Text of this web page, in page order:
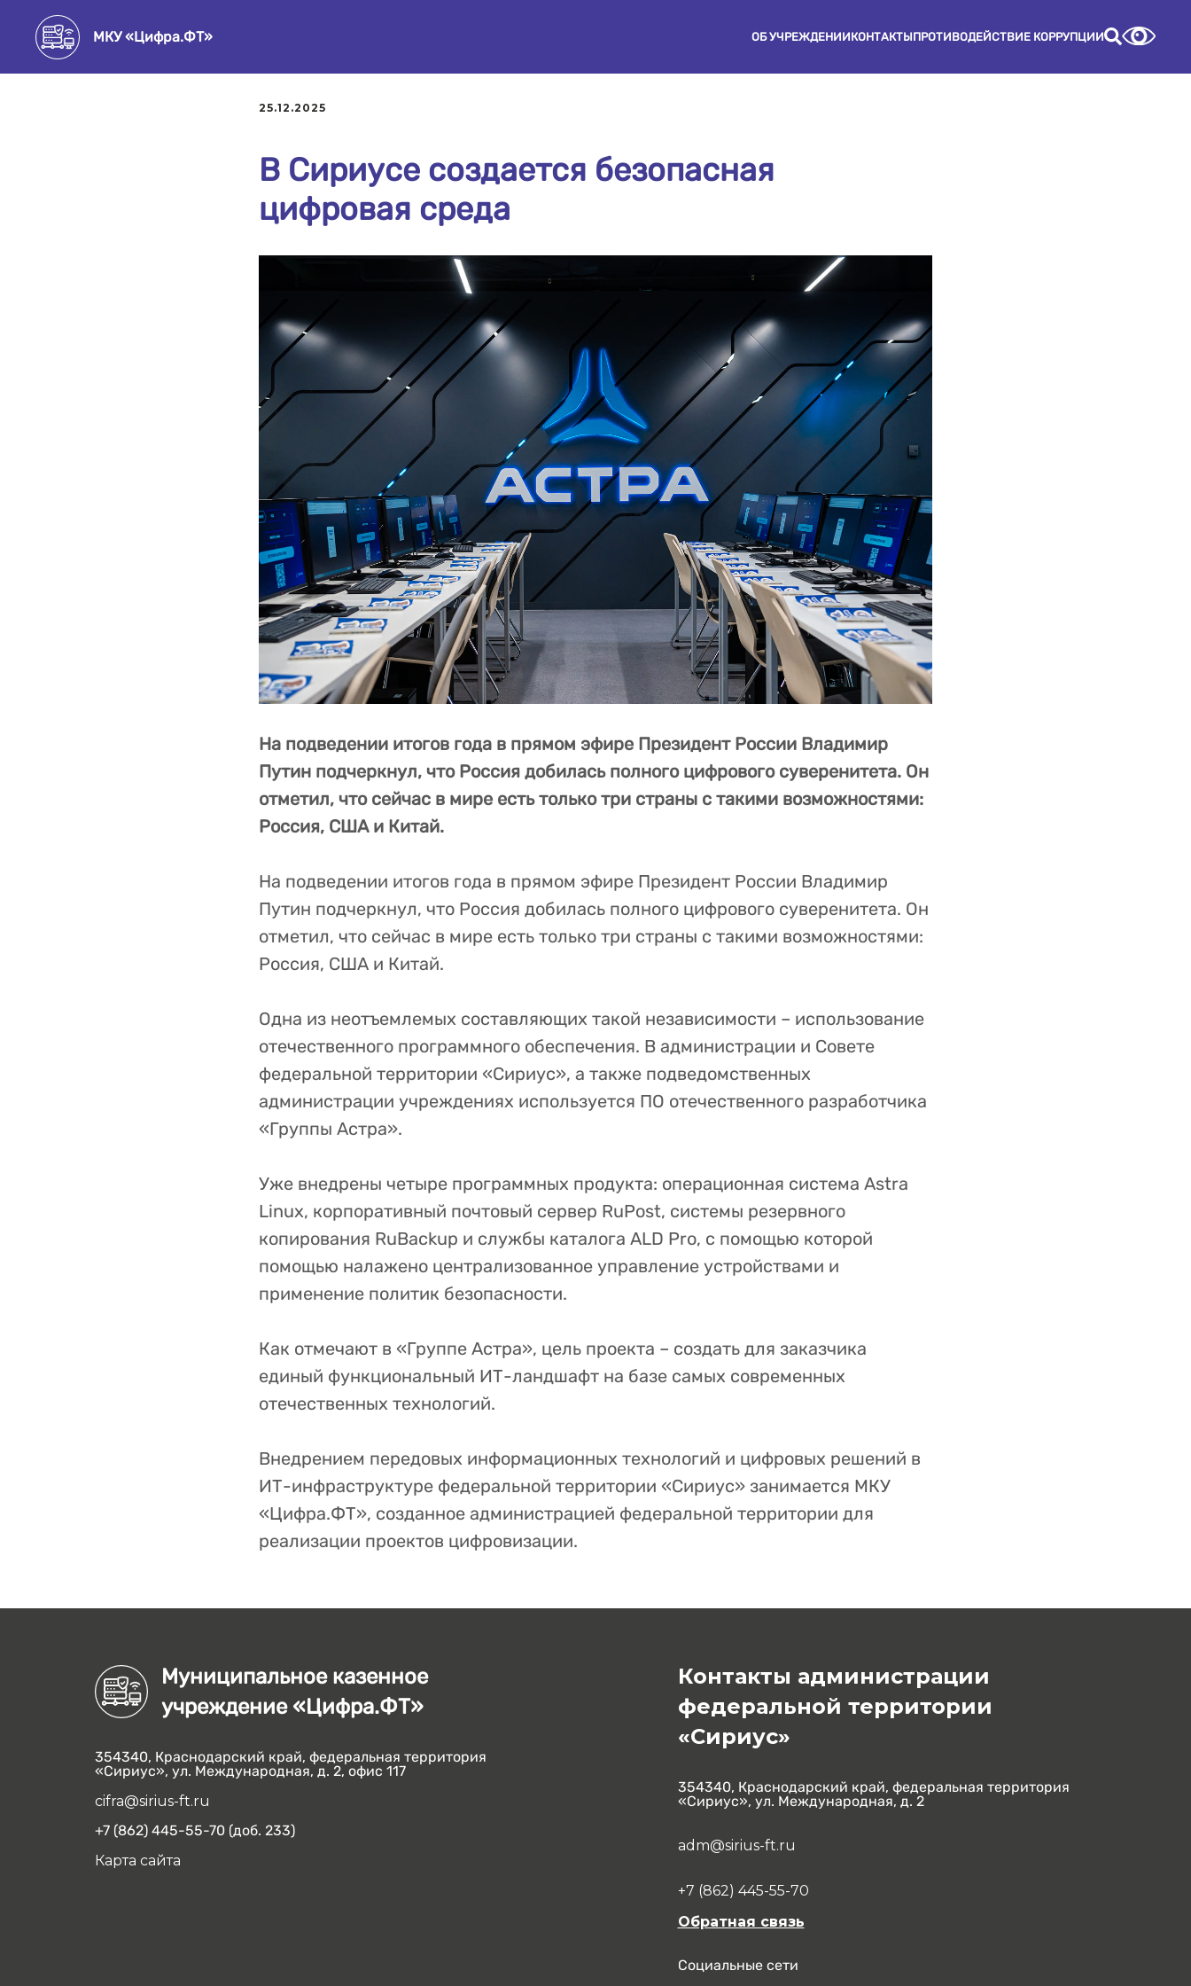
МКУ «Цифра.ФТ» ОБ УЧРЕЖДЕНИИКОНТАКТЫПРОТИВОДЕЙСТВИЕ КОРРУПЦИИ
25.12.2025
В Сириусе создается безопасная
цифровая среда
На подведении итогов года в прямом эфире Президент России Владимир
Путин подчеркнул, что Россия добилась полного цифрового суверенитета. Он
отметил, что сейчас в мире есть только три страны с такими возможностями:
Россия, США и Китай.
На подведении итогов года в прямом эфире Президент России Владимир
Путин подчеркнул, что Россия добилась полного цифрового суверенитета. Он
отметил, что сейчас в мире есть только три страны с такими возможностями:
Россия, США и Китай.
Одна из неотъемлемых составляющих такой независимости – использование
отечественного программного обеспечения. В администрации и Совете
федеральной территории «Сириус», а также подведомственных
администрации учреждениях используется ПО отечественного разработчика
«Группы Астра».
Уже внедрены четыре программных продукта: операционная система Astra
Linux, корпоративный почтовый сервер RuPost, системы резервного
копирования RuBackup и службы каталога ALD Pro, с помощью которой
помощью налажено централизованное управление устройствами и
применение политик безопасности.
Как отмечают в «Группе Астра», цель проекта – создать для заказчика
единый функциональный ИТ-ландшафт на базе самых современных
отечественных технологий.
Внедрением передовых информационных технологий и цифровых решений в
ИТ-инфраструктуре федеральной территории «Сириус» занимается МКУ
«Цифра.ФТ», созданное администрацией федеральной территории для
реализации проектов цифровизации.
Муниципальное казенное
учреждение «Цифра.ФТ»
354340, Краснодарский край, федеральная территория
«Сириус», ул. Международная, д. 2, офис 117
cifra@sirius-ft.ru
+7 (862) 445-55-70 (доб. 233)
Карта сайта
Контакты администрации
федеральной территории
«Сириус»
354340, Краснодарский край, федеральная территория
«Сириус», ул. Международная, д. 2
adm@sirius-ft.ru
+7 (862) 445-55-70
Обратная связь
Социальные сети